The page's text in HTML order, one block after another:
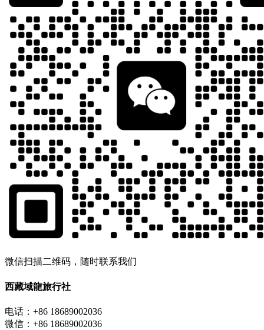
微信扫描二维码，随时联系我们
西藏域龍旅行社
电话：+86 18689002036
微信：+86 18689002036